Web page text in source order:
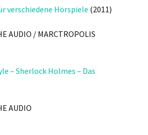
verschiedene Hörspiele (2011)
AUDIO / MARCTROPOLIS
– Sherlock Holmes – Das
AUDIO